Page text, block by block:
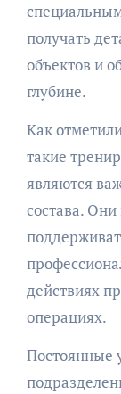
получать
объектов и
глубине.
Как
такие
являются
состава.
действиях
операциях.
Постоянные